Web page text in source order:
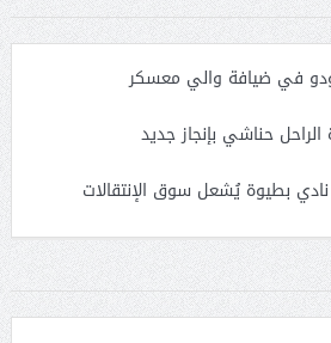
في ضيافة والي معسكر
حناشي بإنجاز جديد
بطيوة يُشعل سوق الإنتقالات